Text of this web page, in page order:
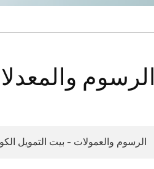
الرسوم
الرسوم والعمولات - بيت التمويل